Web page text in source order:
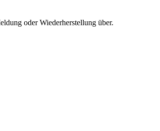
oder Wiederherstellung über.